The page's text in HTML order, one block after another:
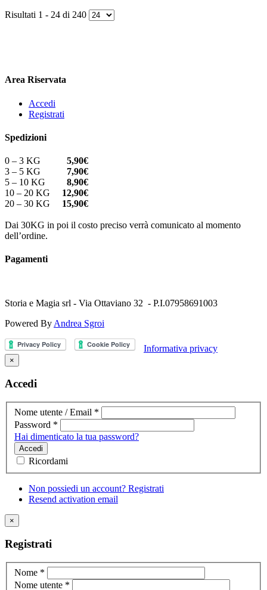
Risultati 1 - 24 di 240
Area Riservata
Accedi
Registrati
Spedizioni
0 – 3 KG 5,90€
3 – 5 KG 7,90€
5 – 10 KG 8,90€
10 – 20 KG 12,90€
20 – 30 KG 15,90€
Dai 30KG in poi il costo preciso verrà comunicato al momento
dell’ordine.
Pagamenti
Storia e Magia srl - Via Ottaviano 32 - P.I.07958691003
Powered By Andrea Sgroi
Informativa privacy
×
Accedi
Nome utente / Email *
Password *
Hai dimenticato la tua password?
Accedi
Ricordami
Non possiedi un account? Registrati
Resend activation email
×
Registrati
Nome *
Nome utente *